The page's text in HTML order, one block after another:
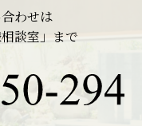
わせは
談室」まで